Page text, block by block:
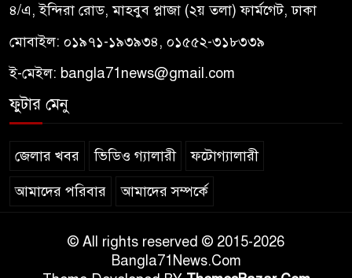
৪/এ, ইন্দিরা রোড, মাহবুব প্লাজা (২য় তলা) ফার্মগেট, ঢাকা
মোবাইল: ০১৯৭১-১৯৩৯৩৪, ০১৫৫২-৩১৮৩৩৯
ই-মেইল: bangla71news@gmail.com
ফুটার মেনু
জেলার খবর ভিডিও গ্যালারী ফটোগ্যালারী
আমাদের পরিবার আমাদের সম্পর্কে
© All rights reserved © 2015-2026
Bangla71News.Com